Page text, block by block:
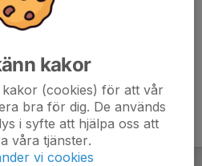
kakor
(cookies) för att vår
bra för dig. De används
i syfte att hjälpa oss att
våra tjänster.
vi cookies